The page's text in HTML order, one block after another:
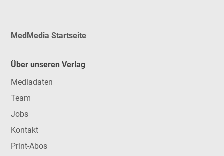
MedMedia Startseite
Über unseren Verlag
Mediadaten
Team
Jobs
Kontakt
Print-Abos